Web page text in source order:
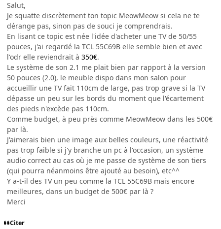
Salut,
Je squatte discrètement ton topic MeowMeow si cela ne te
dérange pas, sinon pas de souci je comprendrais.
En lisant ce topic est née l'idée d'acheter une TV de 50/55
pouces, j'ai regardé la TCL 55C69B elle semble bien et avec
l'odr elle reviendrait à 350€.
Le système de son 2.1 me plait bien par rapport à la version
50 pouces (2.0), le meuble dispo dans mon salon pour
accueillir une TV fait 110cm de large, pas trop grave si la TV
dépasse un peu sur les bords du moment que l'écartement
des pieds n'excède pas 110cm.
Comme budget, à peu près comme MeowMeow dans les 500€
par là.
J'aimerais bien une image aux belles couleurs, une réactivité
pas trop faible si j'y branche un pc à l'occasion, un système
audio correct au cas où je me passe de système de son tiers
(qui pourra néanmoins être ajouté au besoin), etc^^
Y a-t-il des TV un peu comme la TCL 55C69B mais encore
meilleures, dans un budget de 500€ par là ?
Merci
Citer